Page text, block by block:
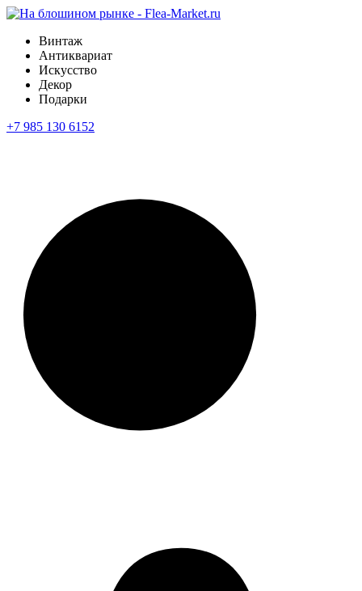
Винтаж
Антиквариат
Искусство
Декор
Подарки
+7 985 130 6152